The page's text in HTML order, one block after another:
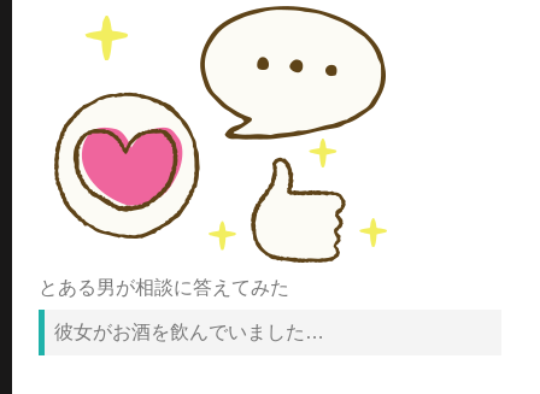
とある男が相談に答えてみた
彼女がお酒を飲んでいました…